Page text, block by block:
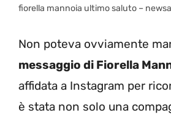
fiorella mannoia ultimo saluto –
Non poteva ovviamente
messaggio di Fiorella
affidata a Instagram per
è stata non solo una